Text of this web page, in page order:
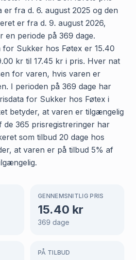
er fra d. 6. august 2025 og den
er fra d. 9. august 2026,
periode på 369 dage.
for Sukker hos Føtex er 15.40
kr til 17.45 kr i pris. Hver nat
for varen, hvis varen er
I perioden på 369 dage har
for Sukker hos Føtex i
betyder, at varen er tilgængelig
de 365 prisregistreringer har
som tilbud 20 dage hos
at varen er på tilbud 5% af
GENNEMSNITLIG PRIS
15.40 kr
369 dage
PÅ TILBUD